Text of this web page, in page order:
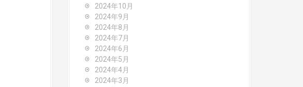
2024年10月
2024年9月
2024年8月
2024年7月
2024年6月
2024年5月
2024年4月
2024年3月